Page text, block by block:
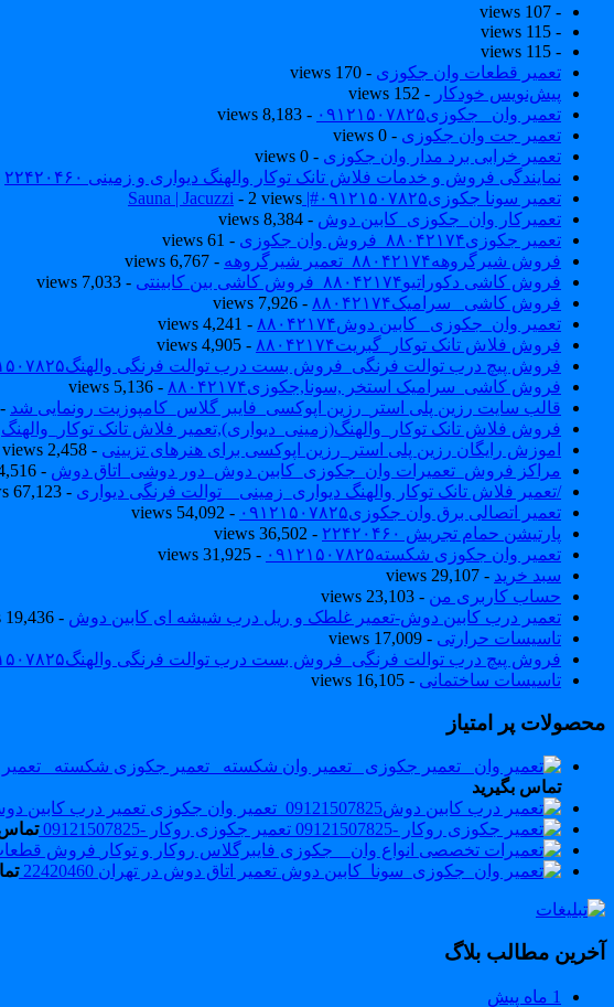
- 107 views
- 115 views
- 115 views
تعمیر قطعات وان جکوزی - 170 views
پیش‌نویس خودکار - 152 views
تعمیر وان _جکوزی۰۹۱۲۱۵۰۷۸۲۵
- 8,183 views
تعمیر جت وان جکوزی - 0 views
تعمیر خرابی برد مدار وان جکوزی - 0 views
نمایندگی فروش و خدمات فلاش تانک توکار والهنگ دیواری و زمینی ۲۲۴۲۰۴۶۰
تعمیر سونا جکوزی۰۹۱۲۱۵۰۷۸۲۵#| Sauna | Jacuzzi
- 2 views
تعمیرکار وان_جکوزی_کابین دوش - 8,384 views
تعمیر جکوزی۸۸۰۴۲۱۷۴_فروش وان جکوزی
- 61 views
فروش شیرگروهه۸۸۰۴۲۱۷۴_تعمیر شیرگروهه
- 6,767 views
فروش کاشی دکوراتیو۸۸۰۴۲۱۷۴_فروش کاشی بین کابینتی
- 7,033 views
فروش کاشی _سرامیک۸۸۰۴۲۱۷۴
- 7,926 views
تعمیر وان_جکوزی_ کابین دوش۸۸۰۴۲۱۷۴
- 4,241 views
فروش فلاش تانک توکار_گبریت۸۸۰۴۲۱۷۴
- 4,905 views
فروش پیچ درب توالت فرنگی_فروش بست درب توالت فرنگی والهنگ۰۹۱۲۱۵۰۷۸۲۵
فروش کاشی_سرامیک استخر ,سونا,جکوزی۸۸۰۴۲۱۷۴
- 5,136 views
قالب سایت رزین پلی استر_رزین اپوکسی_فایبر گلاس_کامپوزیت رونمایی شد - 4,450 views
فروش فلاش تانک توکار_والهنگ(زمینی_دیواری),تعمیر فلاش تانک توکار_والهنگ
اموزش رایگان رزین پلی استر_رزین اپوکسی برای هنرهای تزیینی - 2,458 views
مراکز فروش_تعمیرات وان_جکوزی_کابین دوش_دور دوشی_اتاق دوش - 4,516 views
/تعمیر فلاش تانک توکار والهنگ دیواری_زمینی _ توالت فرنگی دیواری - 67,123 views
تعمیر اتصالی برق وان جکوزی۰۹۱۲۱۵۰۷۸۲۵
- 54,092 views
پارتیشن حمام تجریش ۲۲۴۲۰۴۶۰
- 36,502 views
تعمیر وان جکوزی شکسته۰۹۱۲۱۵۰۷۸۲۵
- 31,925 views
سبد خرید - 29,107 views
حساب کاربری من - 23,103 views
تعمیر درب کابین دوش-تعمیر غلطک و ریل درب شیشه ای کابین دوش - 19,436 views
تاسیسات حرارتی - 17,009 views
فروش پیچ درب توالت فرنگی_فروش بست درب توالت فرنگی والهنگ۰۹۱۲۱۵۰۷۸۲۵
تاسیسات ساختمانی - 16,105 views
محصولات پر امتیاز
تماس بگیرید
تعمیر درب کابین دوش09121507825_تعمیر وان
تعمیر جکوزی روکار -09121507825
تماس
فروش
تعمیر اتاق دوش در تهران 22420460
آخرین مطالب بلاگ
1 ماه پیش